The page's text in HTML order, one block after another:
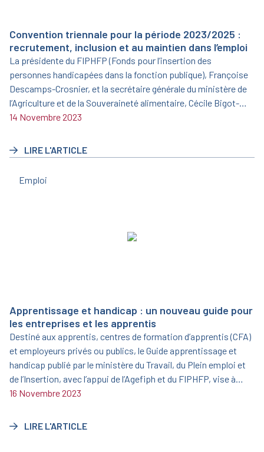
Convention triennale pour la période 2023/2025 :
recrutement, inclusion et au maintien dans l’emploi
La présidente du FIPHFP (Fonds pour l’insertion des
personnes handicapées dans la fonction publique), Françoise
Descamps-Crosnier, et la secrétaire générale du ministère de
l’Agriculture et de la Souveraineté alimentaire, Cécile Bigot-
Dekeyzer, ont signé le 19 juin 2023 une nouvelle convention
14 Novembre 2023
LIRE L'ARTICLE
Emploi
Apprentissage et handicap : un nouveau guide pour
les entreprises et les apprentis
Destiné aux apprentis, centres de formation d’apprentis (CFA)
et employeurs privés ou publics, le Guide apprentissage et
handicap publié par le ministère du Travail, du Plein emploi et
de l’Insertion, avec l’appui de l’Agefiph et du FIPHFP, vise à
informer et sensibiliser sur l’opportunité que représente
16 Novembre 2023
LIRE L'ARTICLE